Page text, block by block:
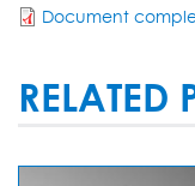
Document
RELATED